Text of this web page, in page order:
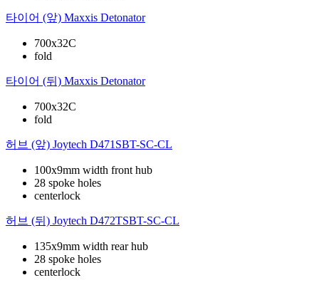
타이어 (앞) Maxxis Detonator
700x32C
fold
타이어 (뒤) Maxxis Detonator
700x32C
fold
허브 (앞) Joytech D471SBT-SC-CL
100x9mm width front hub
28 spoke holes
centerlock
허브 (뒤) Joytech D472TSBT-SC-CL
135x9mm width rear hub
28 spoke holes
centerlock